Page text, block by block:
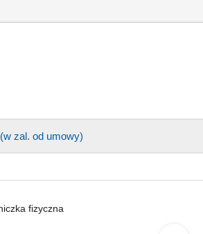
zal. od umowy)
fizyczna